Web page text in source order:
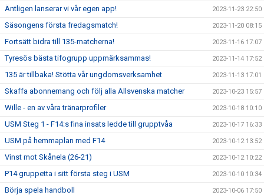
Äntligen lanserar vi vår egen app! 2023-11-23 22:50
Säsongens första fredagsmatch! 2023-11-20 08:15
Fortsätt bidra till 135-matcherna! 2023-11-16 17:07
Tyresös bästa tifogrupp uppmärksammas! 2023-11-14 17:52
135 är tillbaka! Stötta vår ungdomsverksamhet 2023-11-13 17:01
Skaffa abonnemang och följ alla Allsvenska matcher 2023-10-23 15:57
Wille - en av våra tränarprofiler 2023-10-18 10:10
USM Steg 1 - F14:s fina insats ledde till grupptvåa 2023-10-17 16:33
USM på hemmaplan med F14 2023-10-12 13:52
Vinst mot Skånela (26-21) 2023-10-12 10:22
P14 gruppetta i sitt första steg i USM 2023-10-10 10:34
Börja spela handboll 2023-10-06 17:50